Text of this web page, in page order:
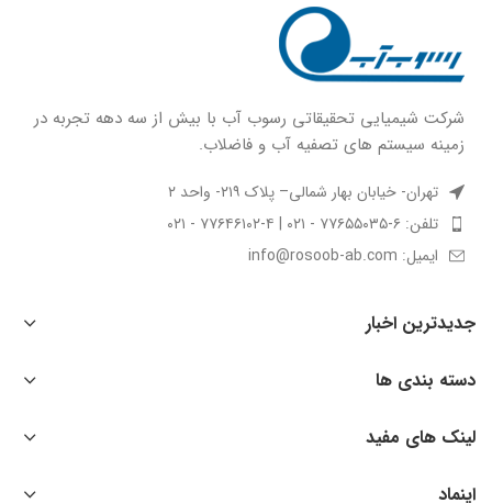
شركت شيميايى تحقیقاتی رسوب آب با بيش از سه دهه تجربه در
زمينه سيستم هاى تصفيه آب و فاضلاب.
تهران- خیابان بهار شمالی– پلاک ۲۱۹- واحد ۲
تلفن: ۶-۷۷۶۵۵۰۳۵ - ۰۲۱ | ۴-۷۷۶۴۶۱۰۲ - ۰۲۱
ایمیل: info@rosoob-ab.com
جدیدترین اخبار
دسته بندی ها
لینک های مفید
اینماد